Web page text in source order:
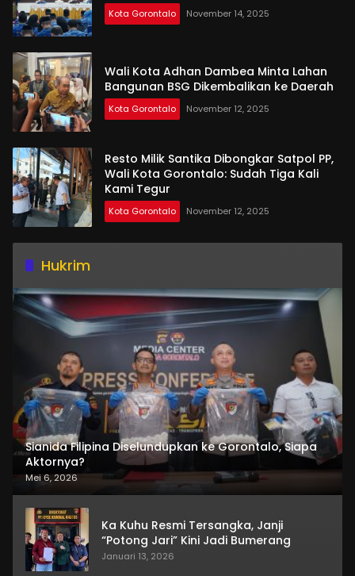
Kota Gorontalo November 14, 2025
Wali Kota Adhan Dambea Minta Lahan
Bangunan BSG Dikembalikan ke Daerah
Kota Gorontalo November 12, 2025
Resto Milik Santika Dibongkar Satpol PP,
Wali Kota Gorontalo: Sudah Tiga Kali
Kami Tegur
Kota Gorontalo November 12, 2025
Hukrim
Sianida Filipina Diselundupkan ke Gorontalo, Siapa
Aktornya?
Mei 6, 2026
Ka Kuhu Resmi Tersangka, Janji
“Potong Jari” Kini Jadi Bumerang
Januari 13, 2026